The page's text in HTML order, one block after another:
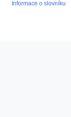
Informace o slovníku